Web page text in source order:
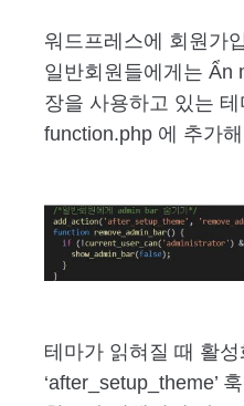
워드프레스에 회원가
일반회원들에게는 Ẩn
장을 사용하고 있는
function.php 에 추가
테마가 읽혀질 때 활성
‘after_setup_theme’